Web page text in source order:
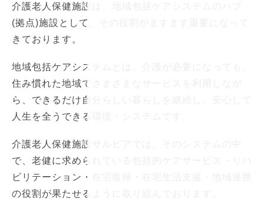
介護老人保健施設は、地域包括ケアシステムのハブ
(拠点)施設として、その役割がますます重要になって
きております。
地域包括ケアシステムとは、介護が必要になっても、
住み慣れた地域でさまざまなサービスを利用しなが
ら、できるだけ自分らしい暮らしを継続し、安心して
人生を全うできる環境・システムです。
介護老人保健施設サルビアでは、そのシステムの中
で、老健に求められている包括的ケアサービス・リハ
ビリテーション・在宅復帰・在宅生活支援・地域連携
の役割が果たせるように取り組んでおります。